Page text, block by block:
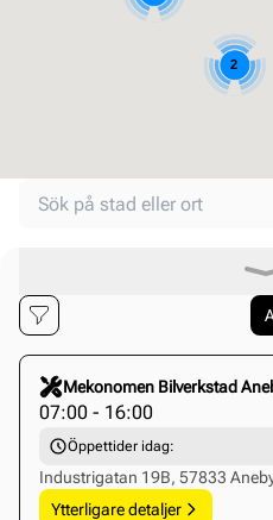
Search your store
Searched location
Mekonomen Bilverkstad
07:00 - 16:00
Öppettider idag:
Industrigatan 19B, 57833
Ytterligare detaljer
Click to select this store
2